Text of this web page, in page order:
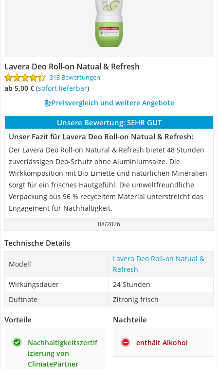
Lavera Deo Roll-on Natual & Refresh
313 Bewertungen
ab 5,00 € ( Sofort lieferbar)
Preisvergleich und weitere Angebote
Unsere Bewertung: SEHR GUT
Unser Fazit für Lavera Deo Roll-on Natual & Refresh:
Der Lavera Deo Roll-on Natural & Refresh bietet 48 Stunden
zuverlässigen Deo-Schutz ohne Aluminiumsalze. Die
Wirkkomposition mit Bio-Limette und natürlichen Mineralien
sorgt für ein frisches Hautgefühl. Die umweltfreundliche
Verpackung aus 96 % recyceltem Material unterstreicht das
Engagement für Nachhaltigkeit.
08/2026
Technische Details
Modell
Lavera Deo Roll-on Natual &
Refresh
Wirkungsdauer
24 Stunden
Duftnote
Zitronig frisch
Vorteile
Nachhaltigkeitszertif
izierung von
ClimatePartner
Nachteile
enthält Alkohol